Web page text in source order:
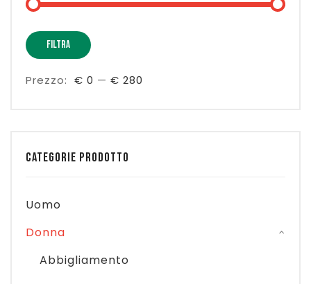
FILTRA
Prezzo: € 0 — € 280
CATEGORIE PRODOTTO
Uomo
Donna
Abbigliamento